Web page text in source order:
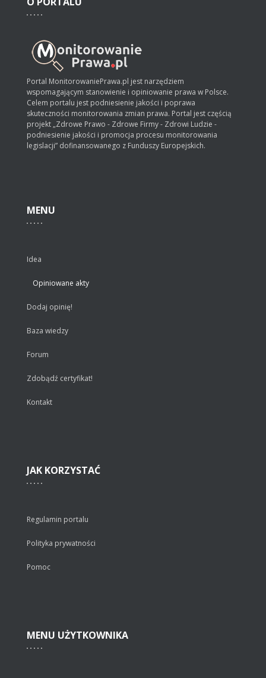
Portal MonitorowaniePrawa.pl jest narzędziem
wspomagającym stanowienie i opiniowanie prawa w Polsce.
Celem portalu jest podniesienie jakości i poprawa
skuteczności monitorowania zmian prawa. Portal jest częścią
projekt „Zdrowe Prawo - Zdrowe Firmy - Zdrowi Ludzie -
podniesienie jakości i promocja procesu monitorowania
legislacji” dofinansowanego z Funduszy Europejskich.
MENU
Idea
Opiniowane akty
Dodaj opinię!
Baza wiedzy
Forum
Zdobądź certyfikat!
Kontakt
JAK KORZYSTAĆ
Regulamin portalu
Polityka prywatności
Pomoc
MENU UŻYTKOWNIKA